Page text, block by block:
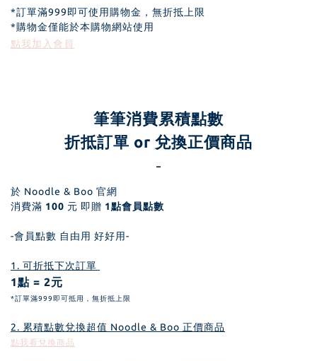
*訂單滿999即可使用購物金，無折抵上限
*購物金僅能於本購物網站使用
點我加入會員
筆筆消費累積點數
折抵訂單 or 兌換正價商品
-
於 Noodle & Boo 官網
消費滿 100 元 即贈 1點會員點數
-會員點數 自由用 好好用-
1. 可折抵下次訂單
1點 = 2元
*訂單滿999即可抵用，無折抵上限
2. 累積點數兌換超值 Noodle & Boo 正價商品
點我看兌換商品